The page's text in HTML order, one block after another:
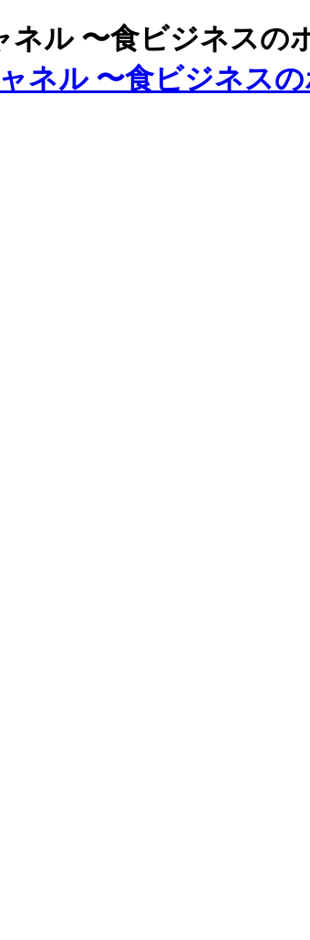
ネル 〜食ビジネスの